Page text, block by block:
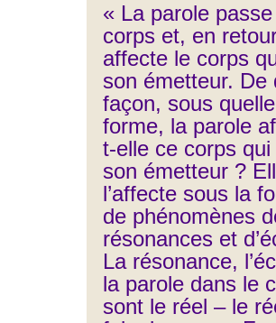
« La parole
corps et, en
affecte le corps
son émetteur. De
façon, sous quelle
forme, la parole
t-elle ce corps qui
son émetteur ?
l’affecte sous la
de phénomènes
résonances et
La résonance,
la parole dans le
sont le réel – le